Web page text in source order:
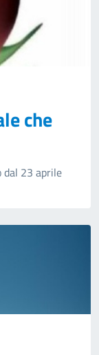
che
dal 23 aprile